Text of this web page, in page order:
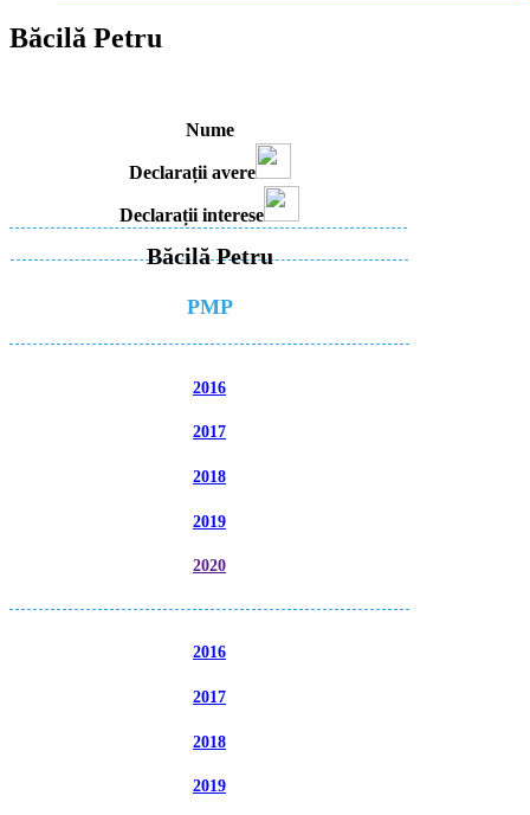
Băcilă Petru
Nume
Declarații avere
Declarații interese
Băcilă Petru
PMP
2016
2017
2018
2019
2020
2016
2017
2018
2019